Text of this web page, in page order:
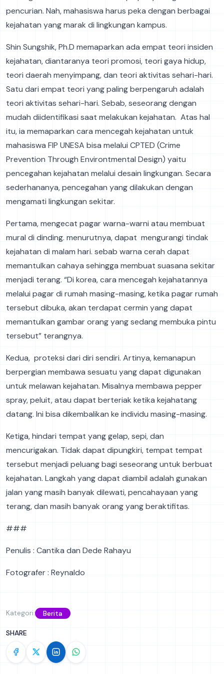
pencurian. Nah, mahasiswa harus peka dengan berbagai
kejahatan yang marak di lingkungan kampus.
Shin Sungshik, Ph.D memaparkan ada empat teori insiden
kejahatan, diantaranya teori promosi, teori gaya hidup,
teori daerah menyimpang, dan teori aktivitas sehari-hari.
Satu dari empat teori yang paling berpengaruh adalah
teori aktivitas sehari-hari. Sebab, seseorang dengan
mudah diidentifikasi saat melakukan kejahatan. Atas hal
itu, ia memaparkan cara mencegah kejahatan untuk
mahasiswa FIP UNESA bisa melalui CPTED (Crime
Prevention Through Environtmental Design) yaitu
pencegahan kejahatan melalui desain lingkungan. Secara
sederhananya, pencegahan yang dilakukan dengan
mengamati lingkungan sekitar.
Pertama, mengecat pagar warna-warni atau membuat
mural di dinding. menurutnya, dapat mengurangi tindak
kejahatan di malam hari. sebab warna cerah dapat
memantulkan cahaya sehingga membuat suasana sekitar
menjadi terang. “Di korea, cara mencegah kejahatannya
melalui pagar di rumah masing-masing, ketika pagar rumah
tersebut dibuka, akan terdapat cermin yang dapat
memantulkan gambar orang yang sedang membuka pintu
tersebut” terangnya.
Kedua, proteksi dari diri sendiri. Artinya, kemanapun
berpergian membawa sesuatu yang dapat digunakan
untuk melawan kejahatan. Misalnya membawa pepper
spray, peluit, atau dapat berteriak ketika kejahatang
datang. Ini bisa dikembalikan ke individu masing-masing.
Ketiga, hindari tempat yang gelap, sepi, dan
mencurigakan. Tidak dapat dipungkiri, tempat tempat
tersebut menjadi peluang bagi seseorang untuk berbuat
kejahatan. Langkah yang dapat diambil adalah gunakan
jalan yang masih banyak dilewati, pencahayaan yang
terang, dan masih banyak orang yang beraktifitas.
###
Penulis : Cantika dan Dede Rahayu
Fotografer : Reynaldo
Kategori: Berita
SHARE